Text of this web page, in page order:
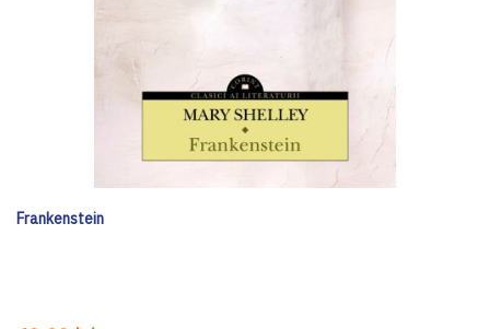
Frankenstein